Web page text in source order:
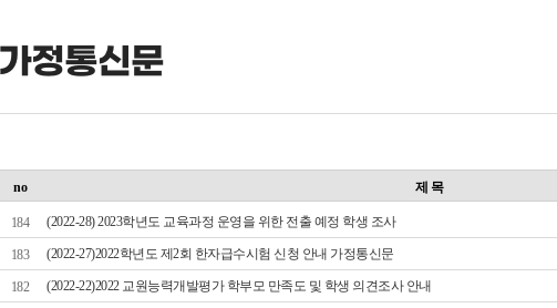
가정통신문
no 제 목
184 (2022-28) 2023학년도 교육과정 운영을 위한 전출 예정 학생 조사
183 (2022-27)2022학년도 제2회 한자급수시험 신청 안내 가정통신문
182 (2022-22)2022 교원능력개발평가 학부모 만족도 및 학생 의견조사 안내